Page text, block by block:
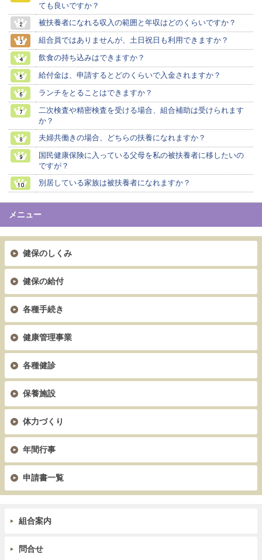
組合案内
問合せ
ても良いですか？
被扶養者になれる収入の範囲と年収はどのくらいですか？
組合員ではありませんが、土日祝日も利用できますか？
飲食の持ち込みはできますか？
給付金は、申請するとどのくらいで入金されますか？
ランチをとることはできますか？
二次検査や精密検査を受ける場合、組合補助は受けられます
か？
夫婦共働きの場合、どちらの扶養になれますか？
国民健康保険に入っている父母を私の被扶養者に移したいの
ですが？
別居している家族は被扶養者になれますか？
メニュー
健保のしくみ
健保の給付
各種手続き
健康管理事業
各種健診
保養施設
体力づくり
年間行事
申請書一覧